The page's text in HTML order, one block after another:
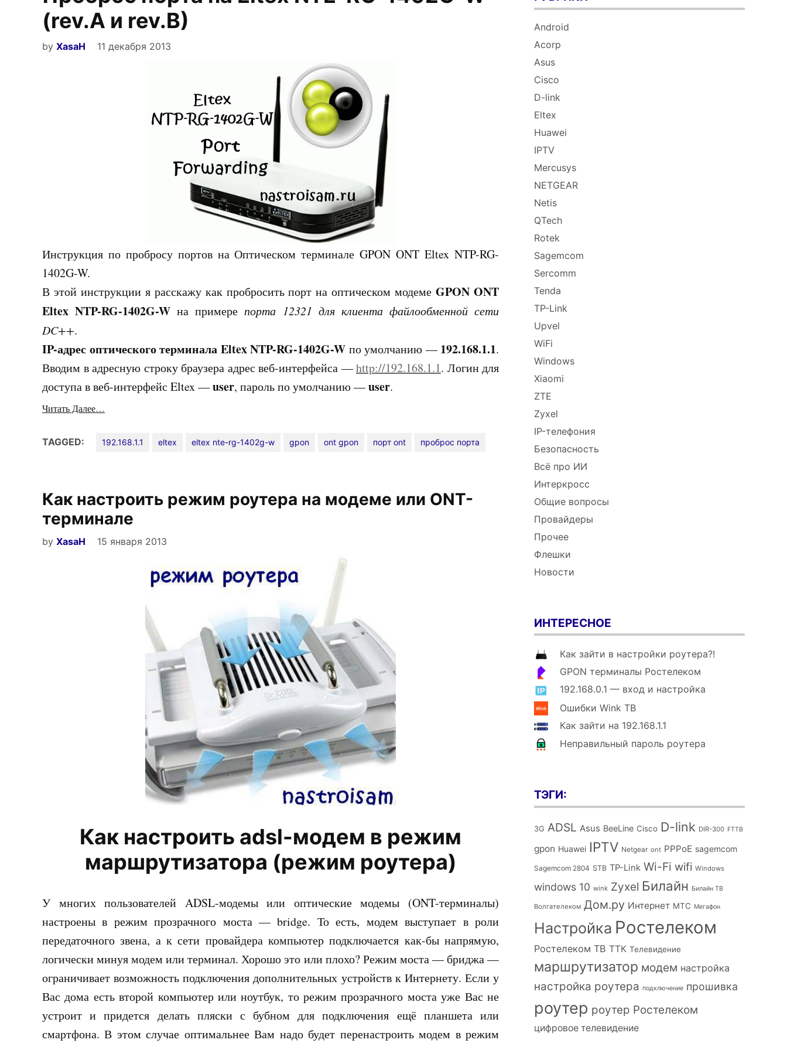
(rev.A и rev.B)
by XasaH 11 декабря 2013
Инструкция по пробросу портов на Оптическом терминале GPON ONT Eltex NTP-RG-
1402G-W.
В этой инструкции я расскажу как пробросить порт на оптическом модемеGPON ONT
Eltex NTP-RG-1402G-W на примерепорта 12321 для клиента файлообменной сети
DC++.
IP-адрес оптического терминала Eltex NTP-RG-1402G-W по умолчанию — 192.168.1.1.
Вводим в адресную строку браузера адрес веб-интерфейса —http://192.168.1.1. Логин для
доступа в веб-интерфейс Eltex —user, пароль по умолчанию —user.
Читать Далее…
TAGGED: 192.168.1.1 eltex eltex nte-rg-1402g-w gpon ont gpon порт ont проброс порта
Как настроить режим роутера на модеме или ONT-
терминале
by XasaH 15 января 2013
Как настроить adsl-модем в режим
маршрутизатора (режим роутера)
У многих пользователей ADSL-модемы или оптические модемы (ONT-терминалы)
настроены в режим прозрачного моста — bridge. То есть, модем выступает в роли
передаточного звена, а к сети провайдера компьютер подключается как-бы напрямую,
логически минуя модем или терминал. Хорошо это или плохо? Режим моста — бриджа —
ограничивает возможность подключения дополнительных устройств к Интернету. Если у
Вас дома есть второй компьютер или ноутбук, то режим прозрачного моста уже Вас не
устроит и придется делать пляски с бубном для подключения ещё планшета или
смартфона. В этом случае оптимальнее Вам надо будет перенастроить модем в режим
Android
Acorp
Asus
Cisco
D-link
Eltex
Huawei
IPTV
Mercusys
NETGEAR
Netis
QTech
Rotek
Sagemcom
Sercomm
Tenda
TP-Link
Upvel
WiFi
Windows
Xiaomi
ZTE
Zyxel
IP-телефония
Безопасность
Всё про ИИ
Интеркросс
Общие вопросы
Провайдеры
Прочее
Флешки
Новости
ИНТЕРЕСНОЕ
Как зайти в настройки роутера?!
GPON терминалы Ростелеком
192.168.0.1 — вход и настройка
Ошибки Wink ТВ
Как зайти на 192.168.1.1
Неправильный пароль роутера
ТЭГИ:
3G ADSL Asus BeeLine Cisco D-link DIR-300 FTTB
gpon Huawei IPTV Netgear ont PPPoE sagemcom
Sagemcom 2804 STB TP-Link Wi-Fi wifi Windows
windows 10 wink Zyxel Билайн Билайн ТВ
Волгателеком Дом.ру Интернет МТС Мегафон
Настройка Ростелеком
Ростелеком ТВ ТТК Телевидение
маршрутизатор модем настройка
настройка роутера подключение прошивка
роутер роутер Ростелеком
цифровое телевидение